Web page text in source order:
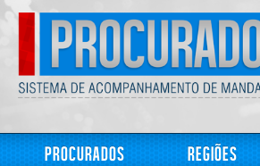
Procurados Regiões